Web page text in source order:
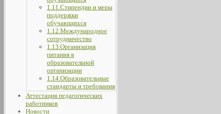
1.11.Стипендии и меры
поддержки
обучающихся
1.12.Международное
сотрудничество
1.13.Организация
питания в
образовательной
организации
1.14.Образовательные
стандарты и требования
Аттестация педагогических
работников
Новости